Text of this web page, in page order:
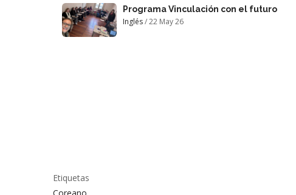
Programa Vinculación con el futuro
Inglés/22 May 26
Etiquetas